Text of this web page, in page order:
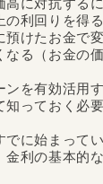
高に対抗する
の利回りを得
預けたお金で
なる（お金の
ンを有効活用
っておく必要
でに始まって
利の基本的